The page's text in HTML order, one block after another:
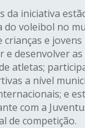
da iniciativa
do voleibol no
e
e desenvolver
atletas;
a nível
e
com a
de competição.